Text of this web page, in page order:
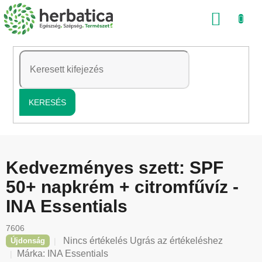
Ugrás
a
tartalomhoz
KERESÉS
Kedvezményes szett: SPF
50+ napkrém + citromfűvíz -
INA Essentials
7606
Újdonság
A
termék
Nincs értékelés Ugrás az értékeléshez
Márka:
INA Essentials